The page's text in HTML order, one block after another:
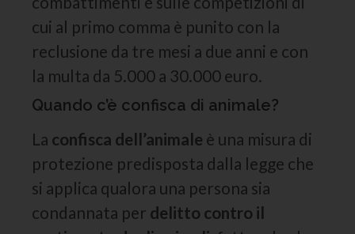
cui al primo comma è punito con la
reclusione da tre mesi a due anni e con
la multa da 5.000 a 30.000 euro.
Quando c’è confisca di animale?
La confisca dell’animale è una misura di
protezione predisposta dalla legge che
si applica qualora una persona sia
condannata per delitto contro il